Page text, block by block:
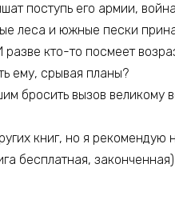
поступь его армии,
леса и южные пески
кто-то посмеет
ему, срывая планы?
бросить вызов великому
книг, но я рекомендую
бесплатная, законченная).